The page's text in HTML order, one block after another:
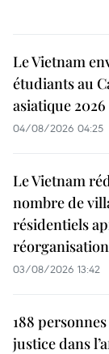
Le Vietnam
étudiants au
asiatique 2026
04/08/2026 04:25
Le Vietnam
nombre de
résidentiels
réorganisation
03/08/2026 13:42
188
justice dans